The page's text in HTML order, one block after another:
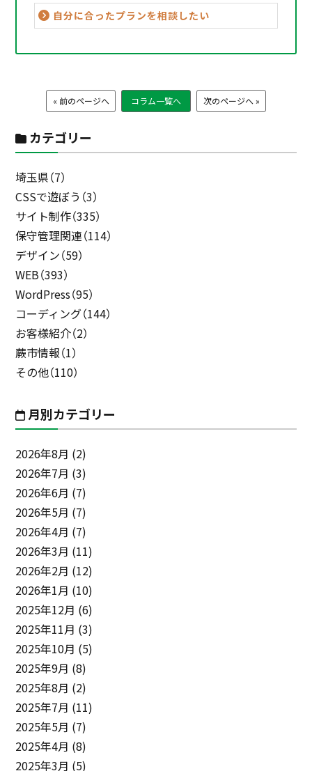
自分に合ったプランを相談したい
« 前のページへ コラム一覧へ 次のページへ »
カテゴリー
埼玉県（7）
CSSで遊ぼう（3）
サイト制作（335）
保守管理関連（114）
デザイン（59）
WEB（393）
WordPress（95）
コーディング（144）
お客様紹介（2）
蕨市情報（1）
その他（110）
月別カテゴリー
2026年8月 (2)
2026年7月 (3)
2026年6月 (7)
2026年5月 (7)
2026年4月 (7)
2026年3月 (11)
2026年2月 (12)
2026年1月 (10)
2025年12月 (6)
2025年11月 (3)
2025年10月 (5)
2025年9月 (8)
2025年8月 (2)
2025年7月 (11)
2025年5月 (7)
2025年4月 (8)
2025年3月 (5)